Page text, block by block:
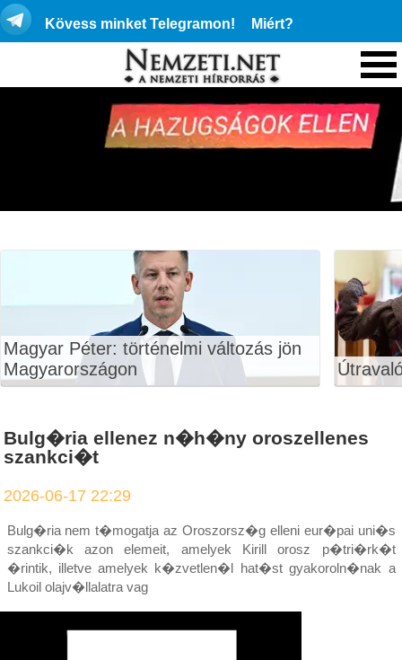
Kövess minket Telegramon! Miért?
Magyar Péter: történelmi változás jön
Magyarországon
Bulg�ria ellenez n�h�ny oroszellenes
szankci�t
2026-06-17 22:29
Bulg�ria nem t�mogatja az Oroszorsz�g elleni eur�pai uni�s
szankci�k azon elemeit, amelyek Kirill orosz p�tri�rk�t
�rintik, illetve amelyek k�zvetlen�l hat�st gyakoroln�nak a
Lukoil olajv�llalatra vag